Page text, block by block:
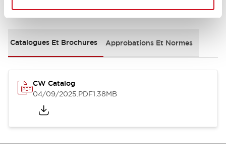
Documents et fichiers
Catalogues Et Brochures Approbations Et Normes
CW Catalog
04/09/2025.PDF1.38MB